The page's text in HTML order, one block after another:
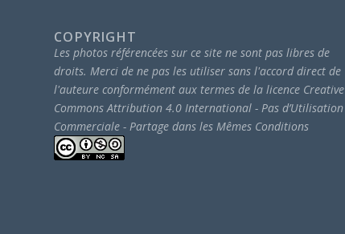
COPYRIGHT
Les photos référencées sur ce site ne sont pas libres de
droits. Merci de ne pas les utiliser sans l'accord direct de
l'auteure conformément aux termes de la licence Creative
Commons Attribution 4.0 International - Pas d’Utilisation
Commerciale - Partage dans les Mêmes Conditions